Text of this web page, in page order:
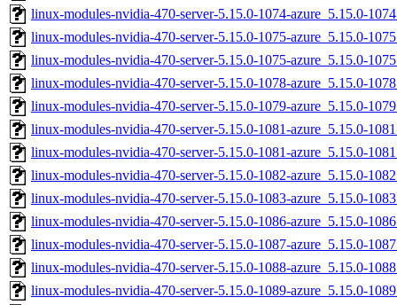
linux-modules-nvidia-470-server-5.15.0-1074-azure_5.15.0-
linux-modules-nvidia-470-server-5.15.0-1075-azure_5.15.0-
linux-modules-nvidia-470-server-5.15.0-1075-azure_5.15.0-
linux-modules-nvidia-470-server-5.15.0-1078-azure_5.15.0-
linux-modules-nvidia-470-server-5.15.0-1079-azure_5.15.0-
linux-modules-nvidia-470-server-5.15.0-1081-azure_5.15.0-
linux-modules-nvidia-470-server-5.15.0-1081-azure_5.15.0-
linux-modules-nvidia-470-server-5.15.0-1082-azure_5.15.0-
linux-modules-nvidia-470-server-5.15.0-1083-azure_5.15.0-
linux-modules-nvidia-470-server-5.15.0-1086-azure_5.15.0-
linux-modules-nvidia-470-server-5.15.0-1087-azure_5.15.0-
linux-modules-nvidia-470-server-5.15.0-1088-azure_5.15.0-
linux-modules-nvidia-470-server-5.15.0-1089-azure_5.15.0-